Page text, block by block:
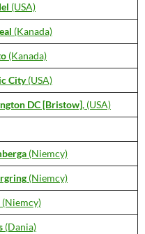
(USA)
(Kanada)
(Kanada)
City(USA)
DC [Bristow], (USA)
(Niemcy)
(Niemcy)
(Niemcy)
(Dania)